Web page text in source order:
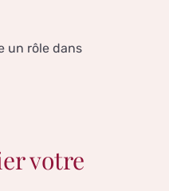
un rôle dans
votre